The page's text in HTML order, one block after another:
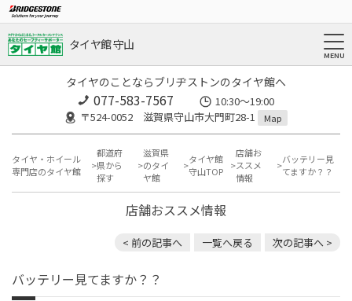
タイヤ館 守山
タイヤのことならブリヂストンのタイヤ館へ
077-583-7567
10:30～19:00
〒524-0052 滋賀県守山市大門町28-1
Map
タイヤ・ホイール
専門店のタイヤ館
都道府
県から
探す
滋賀県
のタイ
ヤ館
タイヤ館
守山TOP
店舗お
ススメ
情報
バッテリー見
てますか？？
店舗おススメ情報
< 前の記事へ 一覧へ戻る 次の記事へ >
バッテリー見てますか？？